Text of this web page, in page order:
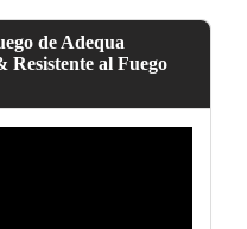
de Adequa
Resistente al Fuego